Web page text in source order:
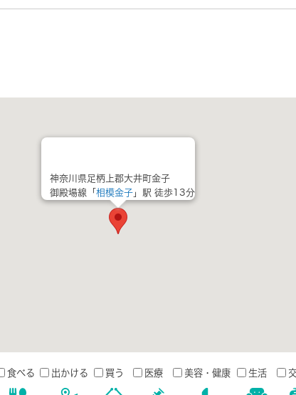
神奈川県足柄上郡大井町金子
御殿場線「 相模金子 」駅 徒歩13分
食べる 出かける 買う 医療 美容・健康 生活